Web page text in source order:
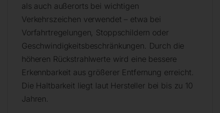
als auch außerorts bei wichtigen
Verkehrszeichen verwendet – etwa bei
Vorfahrtregelungen, Stoppschildern oder
Geschwindigkeitsbeschränkungen. Durch die
höheren Rückstrahlwerte wird eine bessere
Erkennbarkeit aus größerer Entfernung erreicht.
Die Haltbarkeit liegt laut Hersteller bei bis zu 10
Jahren.